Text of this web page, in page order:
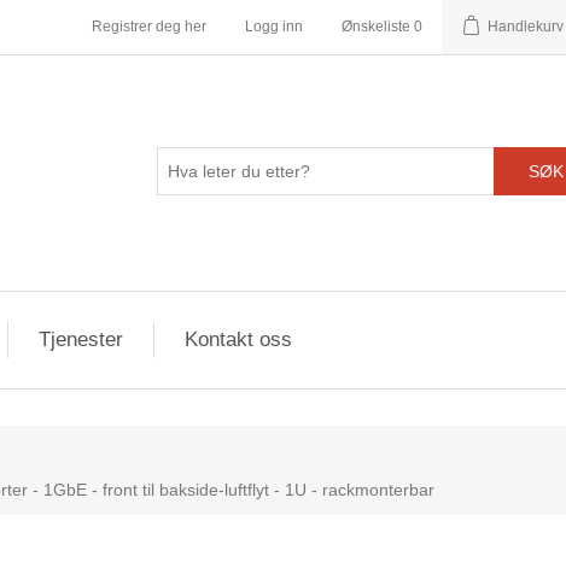
Registrer deg her Logg inn Ønskeliste 0 Handlekurv
SØK
Tjenester Kontakt oss
- 1GbE - front til bakside-luftflyt - 1U - rackmonterbar